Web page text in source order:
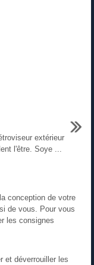
extérieur
l'être. Soye ...
conception de votre
de vous. Pour vous
les consignes
et déverrouiller les